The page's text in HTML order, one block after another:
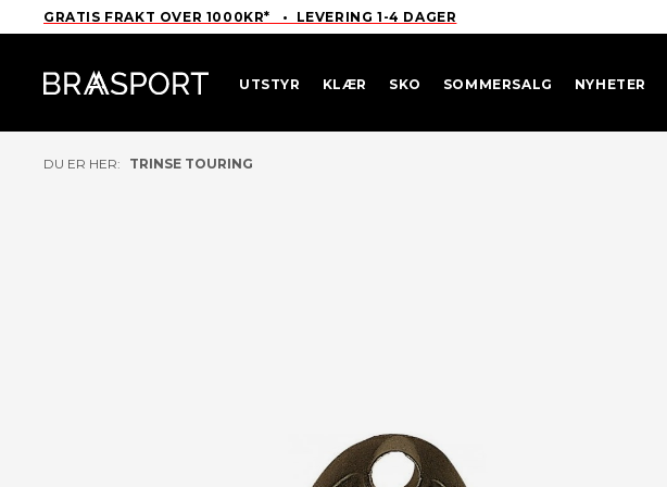
GRATIS FRAKT OVER 1000KR* • LEVERING 1-4 DAGER
UTSTYR KLÆR SKO SOMMERSALG NYHETER
DU ER HER: TRINSE TOURING